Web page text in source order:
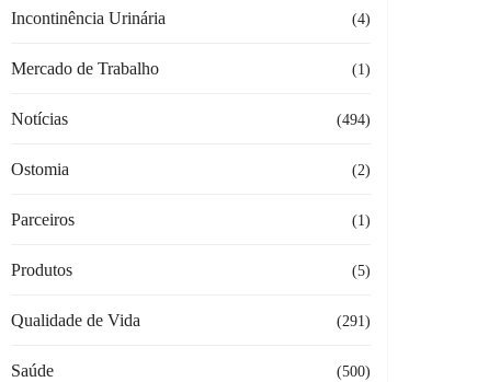
Incontinência Urinária (4)
Mercado de Trabalho (1)
Notícias (494)
Ostomia (2)
Parceiros (1)
Produtos (5)
Qualidade de Vida (291)
Saúde (500)